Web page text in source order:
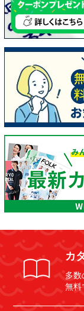
カ
多数
無料